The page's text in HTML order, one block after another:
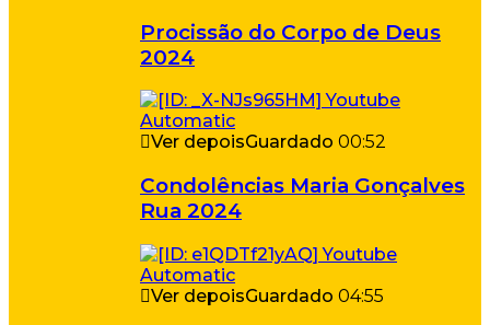
Procissão do Corpo de Deus
2024
Ver depoisGuardado 00:52
Condolências Maria Gonçalves
Rua 2024
Ver depoisGuardado 04:55